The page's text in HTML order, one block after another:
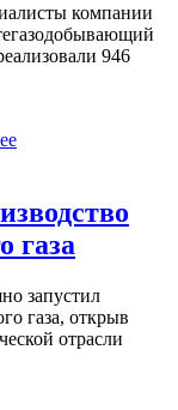
компании
946
газа
запустил
газа, открыв
отрасли